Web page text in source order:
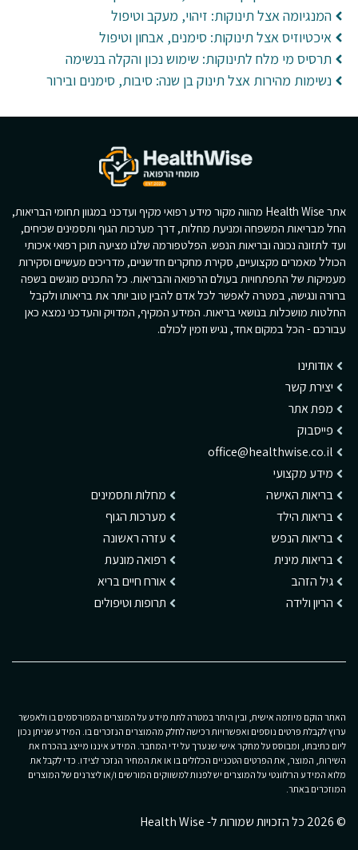
המנגיומה אצל תינוקות: זיהוי, מעקב וטיפול
איכטיוזיס אצל תינוקות: סימנים, אבחון וטיפול
תרסיס מי מלח לתינוקות: שימוש נכון והקלה בנשימה
נשימות מהירות אצל תינוק בן שנה: סיבות, סימנים ובירור
אתר Health Wise מהווה מקור מידע רפואי מקיף ועדכני במגוון תחומי הבריאות,
החל מבריאות המשפחה ומניעת מחלות, דרך מערכות הגוף ותסמינים שכיחים,
ועד לתזונה נכונה ובריאות הנפש. הפלטפורמה שלנו מציעה תוכן רפואי איכותי
הכולל מאמרים מקצועיים, סקירת מחקרים חדשניים, מדריכים מעשיים וסקירות
מעמיקות של התפתחויות בעולם הרפואה והבריאות. כל התכנים מוגשים בשפה
ברורה ונגישה, במטרה לאפשר לכל אדם להבין טוב יותר את בריאותו ולקבל
החלטות מושכלות בנושאי בריאות. המידע המקיף, המדויק והעדכני נמצא כאן
עבורכם - הכל במקום אחד, נגיש וזמין לכולם.
אודותינו
יצירת קשר
מפת אתר
פייסבוק
office@healthwise.co.il
מידע מקצועי
בריאות האישה
בריאות הילד
בריאות הנפש
בריאות מינית
גיל הזהב
הריון ולידה
מחלות ותסמינים
מערכות הגוף
עזרה ראשונה
רפואה מונעת
אורח חיים בריא
תרופות וטיפולים
האתר הוקם מיוזמה אישית, ובין היתר במטרה לתת מידע על המוצרים המפורסמים בו ולאפשר
ערוץ לקבלת פרטים נוספים ואפשרויות רכישה לחלק מהמוצרים הנזכרים בו. המידע שניתן נכון
ליום כתיבתו, ומבוסס על מחקר אישי שנערך על ידי המחבר. המידע איננו מייצג בהכרח את
השירות, המוצר, את הפרטים הטכניים הכלולים בו או את המחיר הנזכר לצידו. כדי לקבל את
מלוא המידע הרלוונטי על המוצרים יש לפנות למשווקים המורשים ו/או ליצרנים של המוצרים
המוזכרים באתר.
© 2026 כל הזכויות שמורות ל- Health Wise